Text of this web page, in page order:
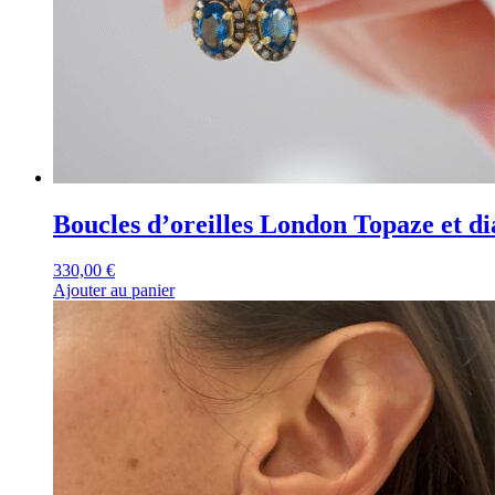
Boucles d’oreilles London Topaze et
330,00 €
Ajouter au panier